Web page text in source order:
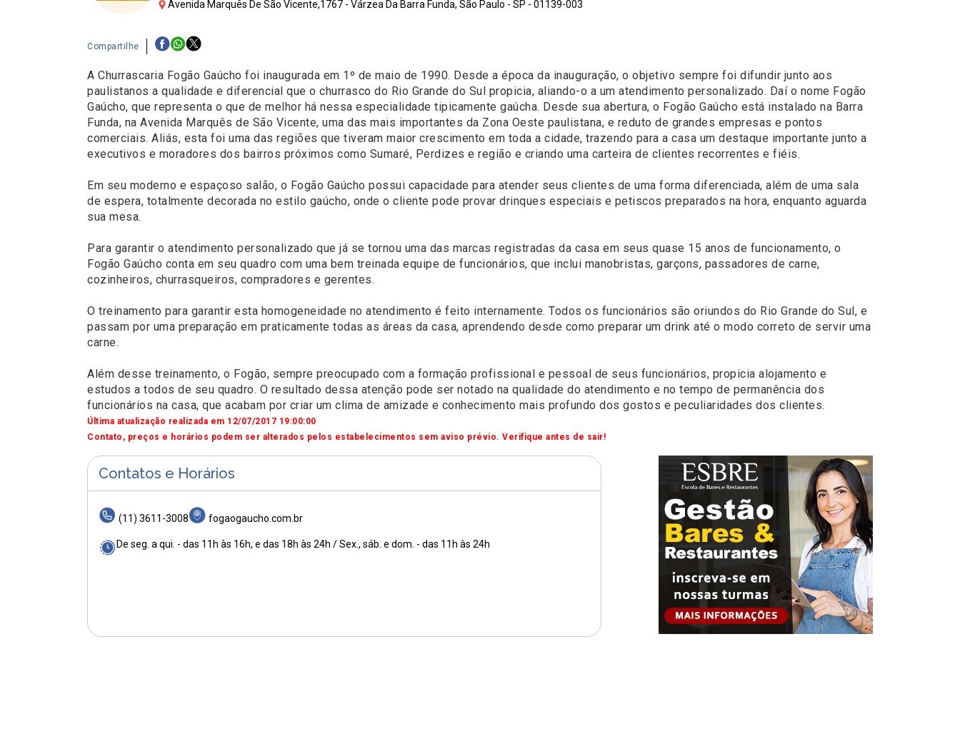
Avenida Marquês De São Vicente,1767 - Várzea Da Barra Funda, São Paulo - SP - 01139-003
Compartilhe
A Churrascaria Fogão Gaúcho foi inaugurada em 1º de maio de 1990. Desde a época da inauguração, o objetivo sempre foi difundir junto aos
paulistanos a qualidade e diferencial que o churrasco do Rio Grande do Sul propicia, aliando-o a um atendimento personalizado. Daí o nome Fogão
Gaúcho, que representa o que de melhor há nessa especialidade tipicamente gaúcha. Desde sua abertura, o Fogão Gaúcho está instalado na Barra
Funda, na Avenida Marquês de São Vicente, uma das mais importantes da Zona Oeste paulistana, e reduto de grandes empresas e pontos
comerciais. Aliás, esta foi uma das regiões que tiveram maior crescimento em toda a cidade, trazendo para a casa um destaque importante junto a
executivos e moradores dos bairros próximos como Sumaré, Perdizes e região e criando uma carteira de clientes recorrentes e fiéis.
Em seu moderno e espaçoso salão, o Fogão Gaúcho possui capacidade para atender seus clientes de uma forma diferenciada, além de uma sala
de espera, totalmente decorada no estilo gaúcho, onde o cliente pode provar drinques especiais e petiscos preparados na hora, enquanto aguarda
sua mesa.
Para garantir o atendimento personalizado que já se tornou uma das marcas registradas da casa em seus quase 15 anos de funcionamento, o
Fogão Gaúcho conta em seu quadro com uma bem treinada equipe de funcionários, que inclui manobristas, garçons, passadores de carne,
cozinheiros, churrasqueiros, compradores e gerentes.
O treinamento para garantir esta homogeneidade no atendimento é feito internamente. Todos os funcionários são oriundos do Rio Grande do Sul, e
passam por uma preparação em praticamente todas as áreas da casa, aprendendo desde como preparar um drink até o modo correto de servir uma
carne.
Além desse treinamento, o Fogão, sempre preocupado com a formação profissional e pessoal de seus funcionários, propicia alojamento e
estudos a todos de seu quadro. O resultado dessa atenção pode ser notado na qualidade do atendimento e no tempo de permanência dos
funcionários na casa, que acabam por criar um clima de amizade e conhecimento mais profundo dos gostos e peculiaridades dos clientes.
Última atualização realizada em 12/07/2017 19:00:00
Contato, preços e horários podem ser alterados pelos estabelecimentos sem aviso prévio. Verifique antes de sair!
Contatos e Horários
(11) 3611-3008 fogaogaucho.com.br
De seg. a qui. - das 11h às 16h, e das 18h às 24h / Sex., sáb. e dom. - das 11h às 24h